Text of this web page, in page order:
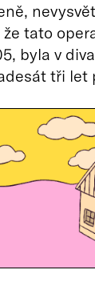
tato
byla v
tři let